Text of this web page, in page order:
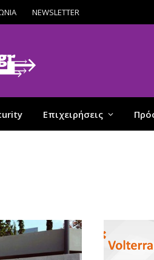
NEWSLETTER
Επιχειρήσεις